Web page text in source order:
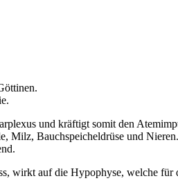
und kräftigt somit den
Milz, Bauchspeicheldrüse und Nieren.
wirkt auf die Hypophyse, welche